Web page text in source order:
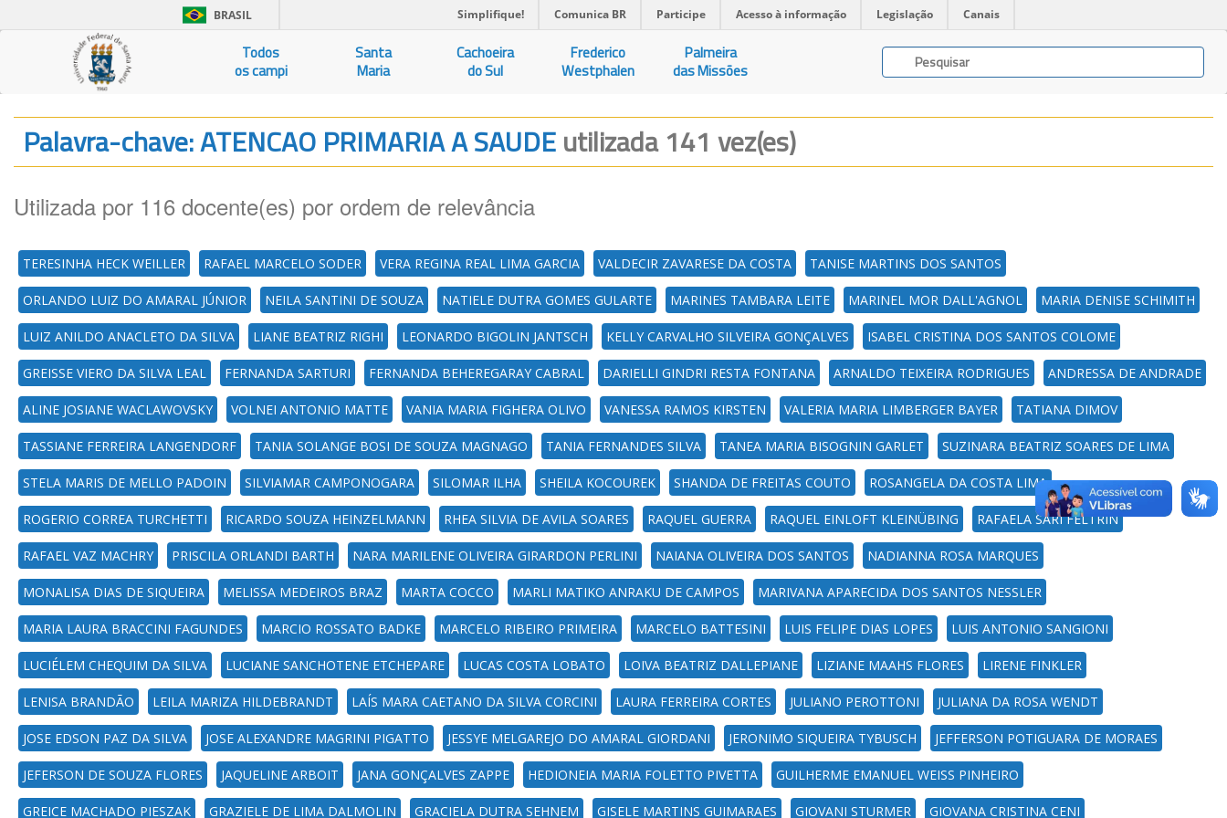
BRASIL Simplifique! Comunica BR Participe Acesso à informação Legislação Canais
Todos
os campi
Santa
Maria
Cachoeira
do Sul
Frederico
Westphalen
Palmeira
das Missões
Palavra-chave: ATENCAO PRIMARIA A SAUDEutilizada 141 vez(es)
Utilizada por 116 docente(es) por ordem de relevância
TERESINHA HECK WEILLER RAFAEL MARCELO SODER VERA REGINA REAL LIMA GARCIA VALDECIR ZAVARESE DA COSTA TANISE MARTINS DOS SANTOS
ORLANDO LUIZ DO AMARAL JÚNIOR NEILA SANTINI DE SOUZA NATIELE DUTRA GOMES GULARTE MARINES TAMBARA LEITE MARINEL MOR DALL'AGNOL MARIA DENISE SCHIMITH
LUIZ ANILDO ANACLETO DA SILVA LIANE BEATRIZ RIGHI LEONARDO BIGOLIN JANTSCH KELLY CARVALHO SILVEIRA GONÇALVES ISABEL CRISTINA DOS SANTOS COLOME
GREISSE VIERO DA SILVA LEAL FERNANDA SARTURI FERNANDA BEHEREGARAY CABRAL DARIELLI GINDRI RESTA FONTANA ARNALDO TEIXEIRA RODRIGUES ANDRESSA DE ANDRADE
ALINE JOSIANE WACLAWOVSKY VOLNEI ANTONIO MATTE VANIA MARIA FIGHERA OLIVO VANESSA RAMOS KIRSTEN VALERIA MARIA LIMBERGER BAYER TATIANA DIMOV
TASSIANE FERREIRA LANGENDORF TANIA SOLANGE BOSI DE SOUZA MAGNAGO TANIA FERNANDES SILVA TANEA MARIA BISOGNIN GARLET SUZINARA BEATRIZ SOARES DE LIMA
STELA MARIS DE MELLO PADOIN SILVIAMAR CAMPONOGARA SILOMAR ILHA SHEILA KOCOUREK SHANDA DE FREITAS COUTO ROSANGELA DA COSTA LIMA
ROGERIO CORREA TURCHETTI RICARDO SOUZA HEINZELMANN RHEA SILVIA DE AVILA SOARES RAQUEL GUERRA RAQUEL EINLOFT KLEINÜBING RAFAELA SARI FELTRIN
RAFAEL VAZ MACHRY PRISCILA ORLANDI BARTH NARA MARILENE OLIVEIRA GIRARDON PERLINI NAIANA OLIVEIRA DOS SANTOS NADIANNA ROSA MARQUES
MONALISA DIAS DE SIQUEIRA MELISSA MEDEIROS BRAZ MARTA COCCO MARLI MATIKO ANRAKU DE CAMPOS MARIVANA APARECIDA DOS SANTOS NESSLER
MARIA LAURA BRACCINI FAGUNDES MARCIO ROSSATO BADKE MARCELO RIBEIRO PRIMEIRA MARCELO BATTESINI LUIS FELIPE DIAS LOPES LUIS ANTONIO SANGIONI
LUCIÉLEM CHEQUIM DA SILVA LUCIANE SANCHOTENE ETCHEPARE LUCAS COSTA LOBATO LOIVA BEATRIZ DALLEPIANE LIZIANE MAAHS FLORES LIRENE FINKLER
LENISA BRANDÃO LEILA MARIZA HILDEBRANDT LAÍS MARA CAETANO DA SILVA CORCINI LAURA FERREIRA CORTES JULIANO PEROTTONI JULIANA DA ROSA WENDT
JOSE EDSON PAZ DA SILVA JOSE ALEXANDRE MAGRINI PIGATTO JESSYE MELGAREJO DO AMARAL GIORDANI JERONIMO SIQUEIRA TYBUSCH JEFFERSON POTIGUARA DE MORAES
JEFERSON DE SOUZA FLORES JAQUELINE ARBOIT JANA GONÇALVES ZAPPE HEDIONEIA MARIA FOLETTO PIVETTA GUILHERME EMANUEL WEISS PINHEIRO
GREICE MACHADO PIESZAK GRAZIELE DE LIMA DALMOLIN GRACIELA DUTRA SEHNEM GISELE MARTINS GUIMARAES GIOVANI STURMER GIOVANA CRISTINA CENI